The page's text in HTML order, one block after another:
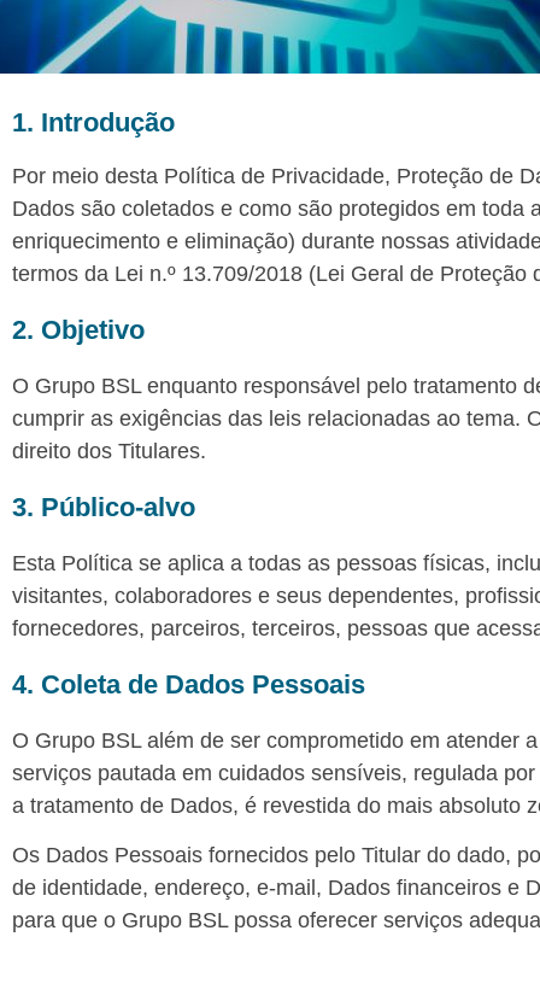
1. Introdução
Por meio desta Política de Privacidade, Proteção de
Dados são coletados e como são protegidos em
enriquecimento e eliminação) durante nossas
termos da Lei n.º 13.709/2018 (Lei Geral de Proteção
2. Objetivo
O Grupo BSL enquanto responsável pelo tratamento
cumprir as exigências das leis relacionadas ao tema.
direito dos Titulares.
3. Público-alvo
Esta Política se aplica a todas as pessoas físicas,
visitantes, colaboradores e seus dependentes,
fornecedores, parceiros, terceiros, pessoas que
4. Coleta de Dados Pessoais
O Grupo BSL além de ser comprometido em atender
serviços pautada em cuidados sensíveis, regulada
a tratamento de Dados, é revestida do mais absoluto
Os Dados Pessoais fornecidos pelo Titular do dado,
de identidade, endereço, e-mail, Dados financeiros e
para que o Grupo BSL possa oferecer serviços